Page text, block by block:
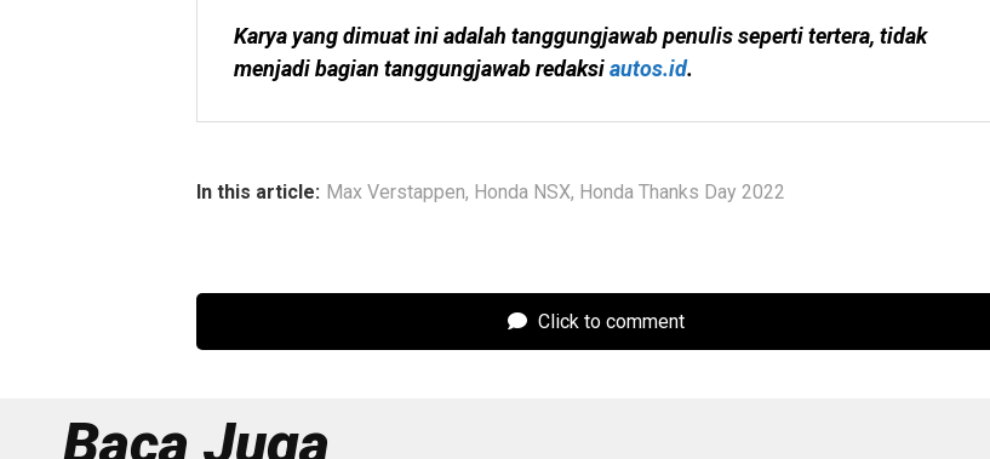
Karya yang dimuat ini adalah tanggungjawab penulis seperti tertera, tidak
menjadi bagian tanggungjawab redaksi autos.id.
In this article: Max Verstappen, Honda NSX, Honda Thanks Day 2022
Click to comment
Baca Juga